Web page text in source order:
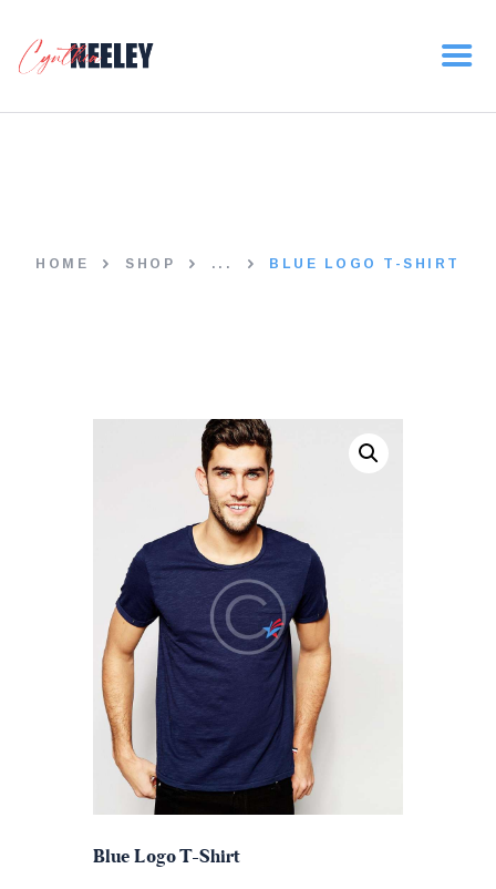
HOME SHOP ... BLUE LOGO T-SHIRT
Blue Logo T-Shirt